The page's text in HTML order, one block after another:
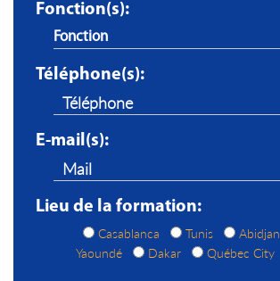
Fonction(s):
Téléphone(s):
E-mail(s):
Lieu de la formation:
Casablanca Tunis Abidjan
Yaoundé
Dakar Québec City